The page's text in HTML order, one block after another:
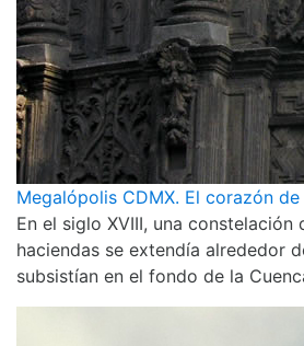
Megalópolis CDMX. El corazón de
En el siglo XVIII, una constelación
haciendas se extendía alrededor
subsistían en el fondo de la